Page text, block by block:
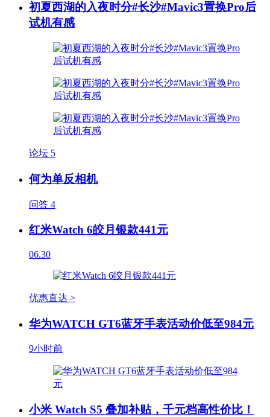
初夏西湖的入夜时分#长沙#Mavic3置换Pro后
试机有感
论坛 5
何为单反相机
问答 4
红米Watch 6皎月银款441元
06.30
优惠直达 >
华为WATCH GT6蓝牙手表活动价低至984元
9小时前
小米 Watch S5 叠加补贴，千元档高性价比！